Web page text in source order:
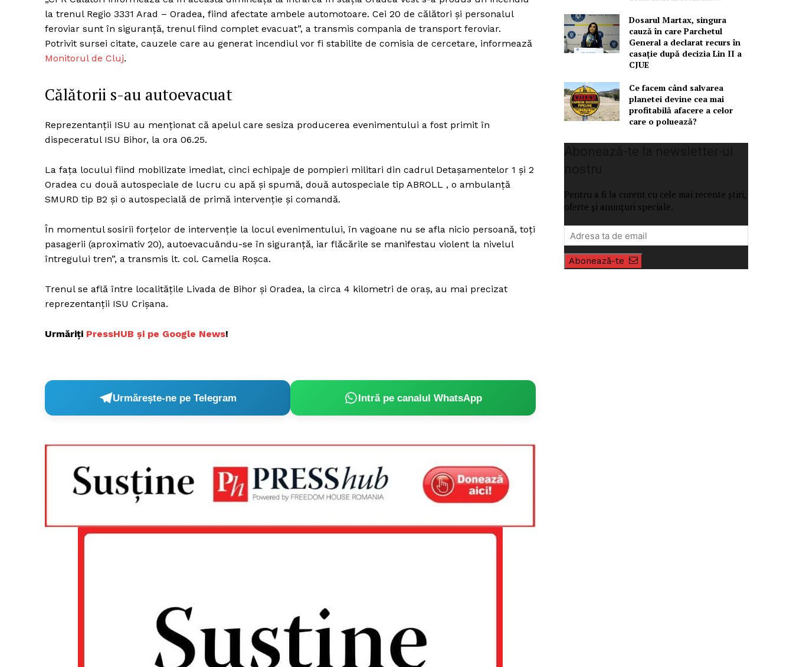
la trenul Regio 3331 Arad – Oradea, fiind afectate ambele automotoare. Cei 20 de călători şi personalul
feroviar sunt în siguranţă, trenul fiind complet evacuat”, a transmis compania de transport feroviar.
Potrivit sursei citate, cauzele care au generat incendiul vor fi stabilite de comisia de cercetare, informează
Monitorul de Cluj.
Călătorii s-au autoevacuat
Reprezentanții ISU au menționat că apelul care sesiza producerea evenimentului a fost primit în
dispeceratul ISU Bihor, la ora 06.25.
La fața locului fiind mobilizate imediat, cinci echipaje de pompieri militari din cadrul Detașamentelor 1 și 2
Oradea cu două autospeciale de lucru cu apă și spumă, două autospeciale tip ABROLL , o ambulanță
SMURD tip B2 și o autospecială de primă intervenție și comandă.
În momentul sosirii forțelor de intervenție la locul evenimentului, în vagoane nu se afla nicio persoană, toți
pasagerii (aproximativ 20), autoevacuându-se în siguranță, iar flăcările se manifestau violent la nivelul
întregului tren”, a transmis lt. col. Camelia Roșca.
Trenul se află între localitățile Livada de Bihor și Oradea, la circa 4 kilometri de oraș, au mai precizat
reprezentanții ISU Crișana.
Urmăriți PressHUB și pe Google News!
Urmărește-ne pe Telegram Intră pe canalul WhatsApp
Dosarul Martax, singura
cauză în care Parchetul
General a declarat recurs în
casație după decizia Lin II a
CJUE
Ce facem când salvarea
planetei devine cea mai
profitabilă afacere a celor
care o poluează?
Pentru a fi la curent cu cele mai recente știri,
oferte și anunțuri speciale.
Abonează-te